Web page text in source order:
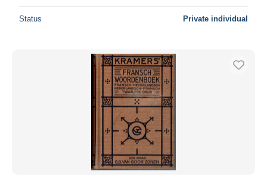
Status Private individual